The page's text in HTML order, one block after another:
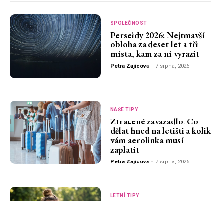
SPOLEČNOST
Perseidy 2026: Nejtmavší
obloha za deset let a tři
místa, kam za ní vyrazit
Petra Zajícova - 7 srpna, 2026
NAŠE TIPY
Ztracené zavazadlo: Co
dělat hned na letišti a kolik
vám aerolinka musí
zaplatit
Petra Zajícova - 7 srpna, 2026
LETNÍ TIPY